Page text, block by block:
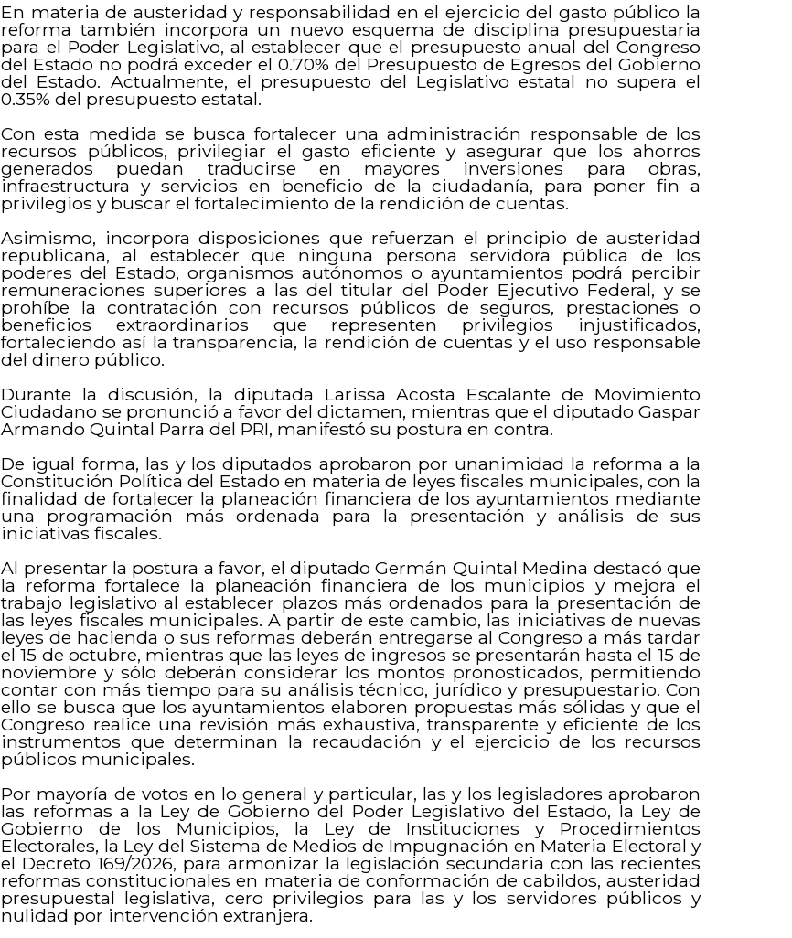
En materia de austeridad y responsabilidad en el ejercicio del gasto público la
reforma también incorpora un nuevo esquema de disciplina presupuestaria
para el Poder Legislativo, al establecer que el presupuesto anual del Congreso
del Estado no podrá exceder el 0.70% del Presupuesto de Egresos del Gobierno
del Estado. Actualmente, el presupuesto del Legislativo estatal no supera el
0.35% del presupuesto estatal.
Con esta medida se busca fortalecer una administración responsable de los
recursos públicos, privilegiar el gasto eficiente y asegurar que los ahorros
generados puedan traducirse en mayores inversiones para obras,
infraestructura y servicios en beneficio de la ciudadanía, para poner fin a
privilegios y buscar el fortalecimiento de la rendición de cuentas.
Asimismo, incorpora disposiciones que refuerzan el principio de austeridad
republicana, al establecer que ninguna persona servidora pública de los
poderes del Estado, organismos autónomos o ayuntamientos podrá percibir
remuneraciones superiores a las del titular del Poder Ejecutivo Federal, y se
prohíbe la contratación con recursos públicos de seguros, prestaciones o
beneficios extraordinarios que representen privilegios injustificados,
fortaleciendo así la transparencia, la rendición de cuentas y el uso responsable
del dinero público.
Durante la discusión, la diputada Larissa Acosta Escalante de Movimiento
Ciudadano se pronunció a favor del dictamen, mientras que el diputado Gaspar
Armando Quintal Parra del PRI, manifestó su postura en contra.
De igual forma, las y los diputados aprobaron por unanimidad la reforma a la
Constitución Política del Estado en materia de leyes fiscales municipales, con la
finalidad de fortalecer la planeación financiera de los ayuntamientos mediante
una programación más ordenada para la presentación y análisis de sus
iniciativas fiscales.
Al presentar la postura a favor, el diputado Germán Quintal Medina destacó que
la reforma fortalece la planeación financiera de los municipios y mejora el
trabajo legislativo al establecer plazos más ordenados para la presentación de
las leyes fiscales municipales. A partir de este cambio, las iniciativas de nuevas
leyes de hacienda o sus reformas deberán entregarse al Congreso a más tardar
el 15 de octubre, mientras que las leyes de ingresos se presentarán hasta el 15 de
noviembre y sólo deberán considerar los montos pronosticados, permitiendo
contar con más tiempo para su análisis técnico, jurídico y presupuestario. Con
ello se busca que los ayuntamientos elaboren propuestas más sólidas y que el
Congreso realice una revisión más exhaustiva, transparente y eficiente de los
instrumentos que determinan la recaudación y el ejercicio de los recursos
públicos municipales.
Por mayoría de votos en lo general y particular, las y los legisladores aprobaron
las reformas a la Ley de Gobierno del Poder Legislativo del Estado, la Ley de
Gobierno de los Municipios, la Ley de Instituciones y Procedimientos
Electorales, la Ley del Sistema de Medios de Impugnación en Materia Electoral y
el Decreto 169/2026, para armonizar la legislación secundaria con las recientes
reformas constitucionales en materia de conformación de cabildos, austeridad
presupuestal legislativa, cero privilegios para las y los servidores públicos y
nulidad por intervención extranjera.